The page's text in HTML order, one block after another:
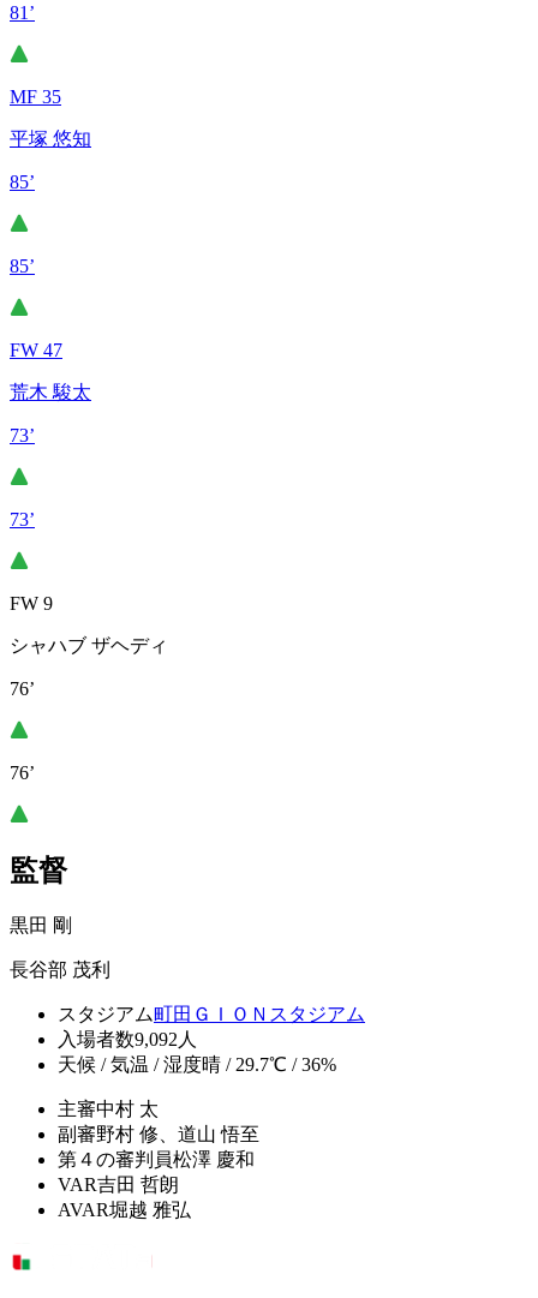
81’
MF 35
平塚 悠知
85’
85’
FW 47
荒木 駿太
73’
73’
FW 9
シャハブ ザヘディ
76’
76’
監督
黒田 剛
長谷部 茂利
スタジアム町田ＧＩＯＮスタジアム
入場者数9,092人
天候 / 気温 / 湿度晴 / 29.7℃ / 36%
主審中村 太
副審野村 修、道山 悟至
第４の審判員松澤 慶和
VAR吉田 哲朗
AVAR堀越 雅弘